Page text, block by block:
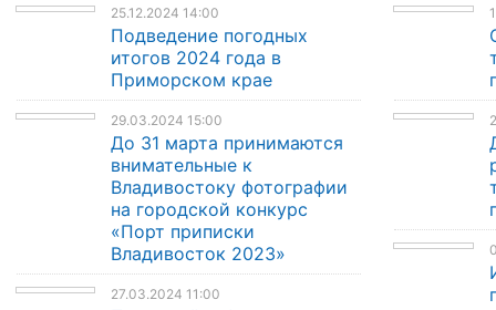
25.12.2024 14:00
Подведение погодных
итогов 2024 года в
Приморском крае
29.03.2024 15:00
До 31 марта принимаются
внимательные к
Владивостоку фотографии
на городской конкурс
«Порт приписки
Владивосток 2023»
27.03.2024 11:00